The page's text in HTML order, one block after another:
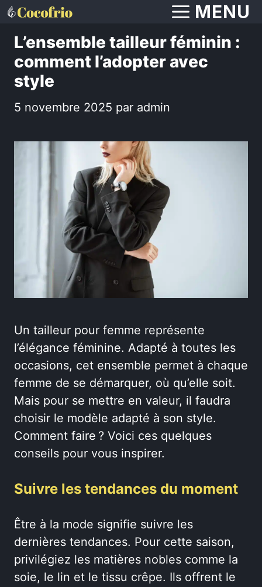
Aller
contenu
MENU
L’ensemble tailleur féminin :
comment l’adopter avec
style
5 novembre 2025 par admin
Un tailleur pour femme représente
l’élégance féminine. Adapté à toutes les
occasions, cet ensemble permet à chaque
femme de se démarquer, où qu’elle soit.
Mais pour se mettre en valeur, il faudra
choisir le modèle adapté à son style.
Comment faire ? Voici ces quelques
conseils pour vous inspirer.
Suivre les tendances du moment
Être à la mode signifie suivre les
dernières tendances. Pour cette saison,
privilégiez les matières nobles comme la
soie, le lin et le tissu crêpe. Ils offrent le